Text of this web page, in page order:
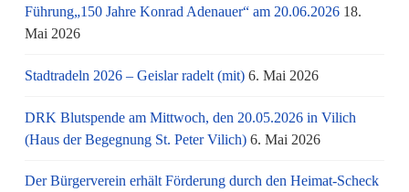
Führung„150 Jahre Konrad Adenauer“ am 20.06.2026 18.
Mai 2026
Stadtradeln 2026 – Geislar radelt (mit) 6. Mai 2026
DRK Blutspende am Mittwoch, den 20.05.2026 in Vilich
(Haus der Begegnung St. Peter Vilich) 6. Mai 2026
Der Bürgerverein erhält Förderung durch den Heimat-Scheck